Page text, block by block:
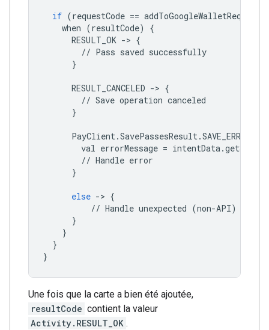
if (requestCode ==
when (resultCode)
{
RESULT_OK -> {
// Pass saved successfully
}
RESULT_CANCELED -> {
// Save operation canceled
}
PayClient.SavePassesResult.SAVE_ERROR
val errorMessage = intentData.
// Handle error
}
else -> {
// Handle unexpected (non-API)
}
}
}
}
Une fois que la carte a bien été ajoutée,
resultCode contient la valeur
Activity.RESULT_OK .